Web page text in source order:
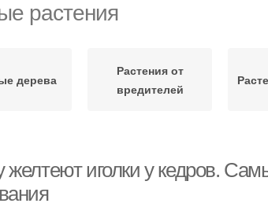
растения
дерева
Растения от
вредителей
желтеют иголки у кедров.